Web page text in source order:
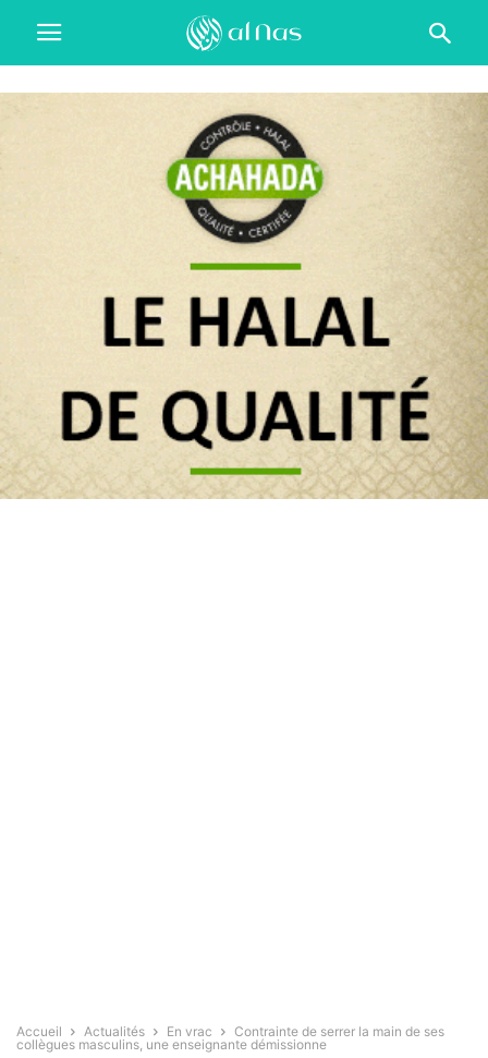
Accueil Actualités En vrac
Contrainte de serrer la main de ses
collègues masculins, une enseignante démissionne